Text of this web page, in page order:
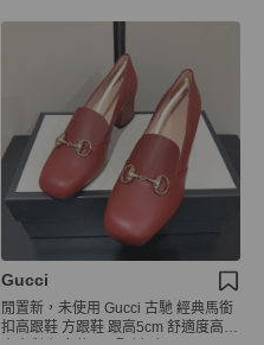
Gucci
閒置新，未使用 Gucci 古馳 經典馬銜
扣高跟鞋 方跟鞋 跟高5cm 舒適度高